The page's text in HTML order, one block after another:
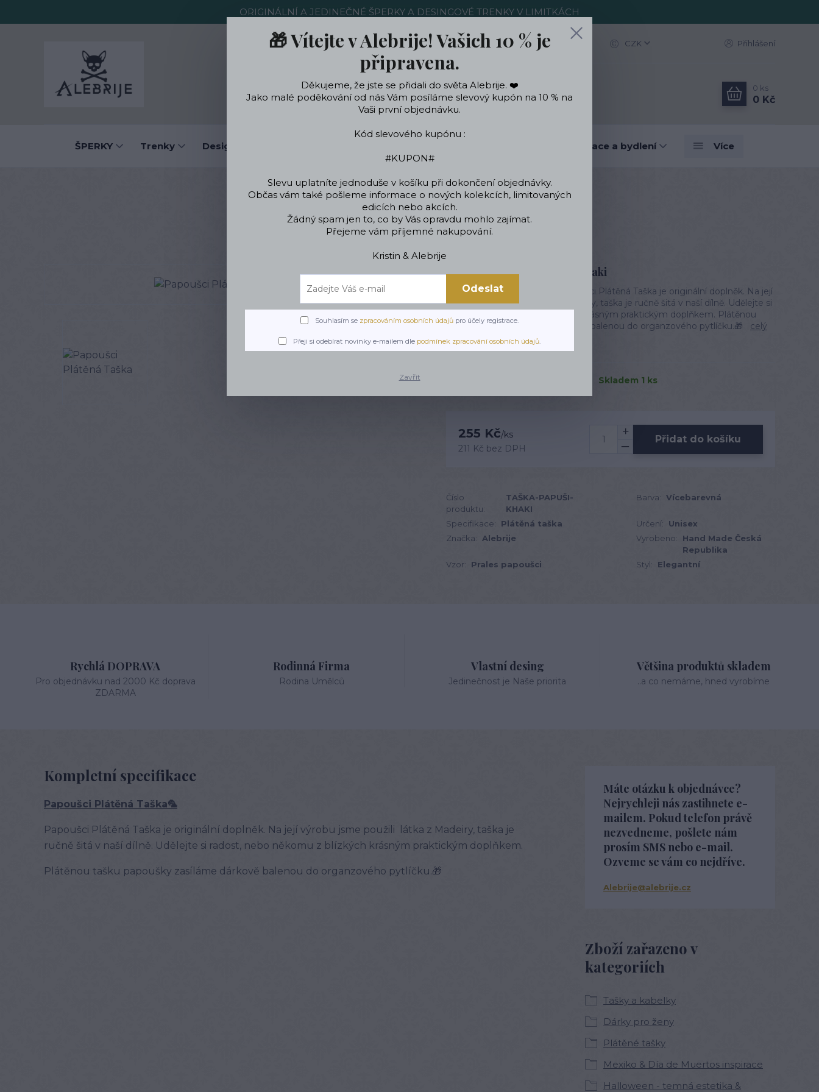
ORIGINÁLNÍ A JEDINEČNÉ ŠPERKY A DESINGOVÉ TRENKY V LIMITKÁCH
Nákup u nás Kontakty Ochrana soukromí Blog CZK Přihlášení
Hledat
0 ks
0 Kč
ŠPERKY Trenky Designové oblečení a doplňky Designové dekorace a bydlení Více
Úvod Tipy na dárky Dárky pro ženy Papoušci Plátěná Taška
Papoušci Plátěná Taška
Papoušci Plátěná Taška - Khaki
Papoušci Plátěná Taška🦜 Papoušci Plátěná Taška je originální doplněk. Na její
výrobu jsme použili látka z Madeiry, taška je ručně šitá v naší dílně. Udělejte si
radost, nebo někomu z blízkých krásným praktickým doplňkem. Plátěnou
tašku papoušky zasíláme dárkově balenou do organzového pytlíčku.🎁 celý
popis
Skladem 1 ks
255 Kč/ks
211 Kč bez DPH
Přidat do košíku
Číslo
produktu:
TAŠKA-PAPUŠI-
KHAKI
Barva: Vícebarevná
Specifikace: Plátěná taška Určení:
Unisex
Značka:
Alebrije Vyrobeno:
Hand Made Česká
Republika
Vzor:
Prales papoušci Styl: Elegantní
Rychlá DOPRAVA
Pro objednávku nad 2000 Kč doprava
ZDARMA
Rodinná Firma
Rodina Umělců
Vlastní desing
Jedinečnost je Naše priorita
Většina produktů skladem
..a co nemáme, hned vyrobíme
Kompletní specifikace
Papoušci Plátěná Taška🦜
Papoušci Plátěná Taška je originální doplněk. Na její výrobu jsme použili látka z Madeiry, taška je
ručně šitá v naší dílně. Udělejte si radost, nebo někomu z blízkých krásným praktickým doplňkem.
Plátěnou tašku papoušky zasíláme dárkově balenou do organzového pytlíčku.🎁
Zboží zařazeno v
kategoriích
Tašky a kabelky
Dárky pro ženy
Plátěné tašky
Mexiko & Día de Muertos inspirace
Halloween - temná estetika &
Máte otázku k objednávce?
Nejrychleji nás zastihnete e-
mailem. Pokud telefon právě
nezvedneme, pošlete nám
prosím SMS nebo e-mail.
Ozveme se vám co nejdříve.
Alebrije@alebrije.cz
🎁 Vítejte v Alebrije! Vašich 10 % je
připravena.
Děkujeme, že jste se přidali do světa Alebrije. ❤️
Jako malé poděkování od nás Vám posíláme slevový kupón na 10 % na
Vaši první objednávku.
Kód slevového kupónu :
#KUPON#
Slevu uplatníte jednoduše v košíku při dokončení objednávky.
Občas vám také pošleme informace o nových kolekcích, limitovaných
edicích nebo akcích.
Žádný spam jen to, co by Vás opravdu mohlo zajímat.
Přejeme vám příjemné nakupování.
Kristin & Alebrije
Odeslat
Souhlasím se zpracováním osobních údajů pro účely registrace.
Přeji si odebírat novinky e-mailem dle podmínek zpracování osobních údajů.
Zavřít